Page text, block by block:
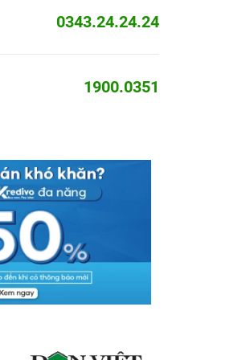
0343.24.24.24
1900.0351